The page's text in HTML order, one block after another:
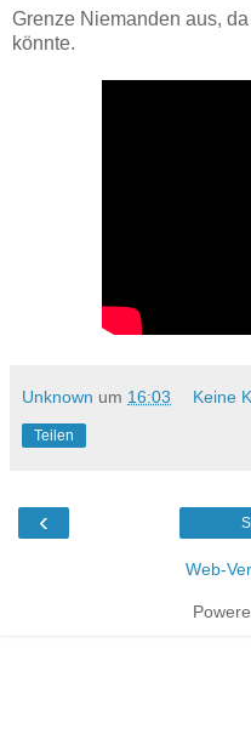
Grenze Niemanden aus,
könnte.
Unknown um 16:03 Keine
Teilen
‹
Web-